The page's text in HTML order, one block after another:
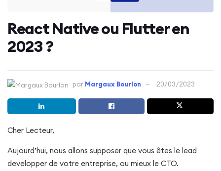
React Native ou Flutter en
2023 ?
par Margaux Bourlon 20/03/2023
Cher Lecteur,
Aujourd’hui, nous allons supposer que vous êtes le lead
developper de votre entreprise, ou mieux le CTO.